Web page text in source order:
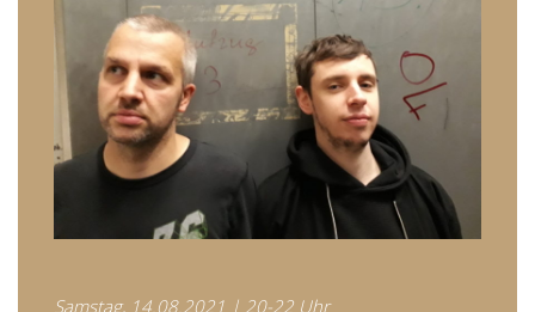
Samstag, 14.08.2021 | 20-22 Uhr